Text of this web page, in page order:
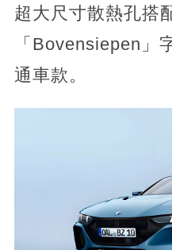
超大尺寸散熱孔搭
「Bovensiepen」
通車款。